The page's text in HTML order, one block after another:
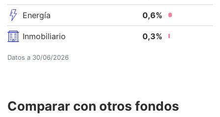
Energía 0,6%
Inmobiliario 0,3%
Datos a 30/06/2026
Comparar con otros fondos